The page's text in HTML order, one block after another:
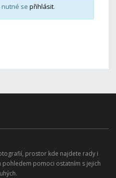
se přihlásit.
prostor kde najdete rady i
pomoci ostatním s jejich